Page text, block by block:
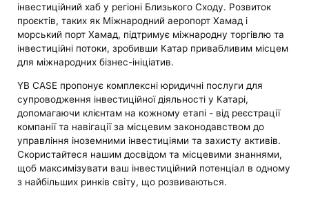
інвестиційний хаб у регіоні Близького Сходу. Розвиток
проєктів, таких як Міжнародний аеропорт Хамад і
морський порт Хамад, підтримує міжнародну торгівлю та
інвестиційні потоки, зробивши Катар привабливим місцем
для міжнародних бізнес-ініціатив.
YB CASE пропонує комплексні юридичні послуги для
супроводження інвестиційної діяльності у Катарі,
допомагаючи клієнтам на кожному етапі - від реєстрації
компанії та навігації за місцевим законодавством до
управління іноземними інвестиціями та захисту активів.
Скористайтеся нашим досвідом та місцевими знаннями,
щоб максимізувати ваш інвестиційний потенціал в одному
з найбільших ринків світу, що розвиваються.